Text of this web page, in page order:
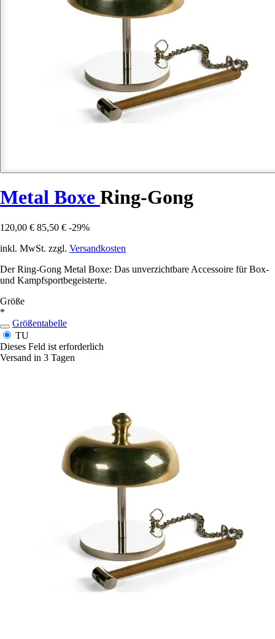
Metal Boxe Ring-Gong
120,00 € 85,50 € -29%
inkl. MwSt. zzgl. Versandkosten
Der Ring-Gong Metal Boxe: Das unverzichtbare Accessoire für Box-
und Kampfsportbegeisterte.
Größe
*
Größentabelle
TU
Dieses Feld ist erforderlich
Versand in 3 Tagen